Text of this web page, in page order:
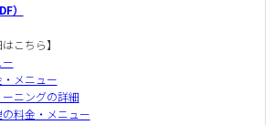
）
こちら】
メニュー
ニングの詳細
料金・メニュー